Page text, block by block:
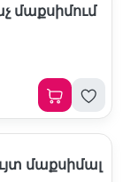
մաքսիմում
մաքսիմալ